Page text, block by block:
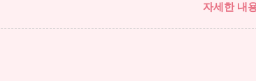
자세한 내